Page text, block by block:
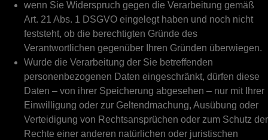
wenn Sie Widerspruch gegen die Verarbeitung gemäß
Art. 21 Abs. 1 DSGVO eingelegt haben und noch nicht
feststeht, ob die berechtigten Gründe des
Verantwortlichen gegenüber Ihren Gründen überwiegen.
Wurde die Verarbeitung der Sie betreffenden
personenbezogenen Daten eingeschränkt, dürfen diese
Daten – von ihrer Speicherung abgesehen – nur mit Ihrer
Einwilligung oder zur Geltendmachung, Ausübung oder
Verteidigung von Rechtsansprüchen oder zum Schutz der
Rechte einer anderen natürlichen oder juristischen